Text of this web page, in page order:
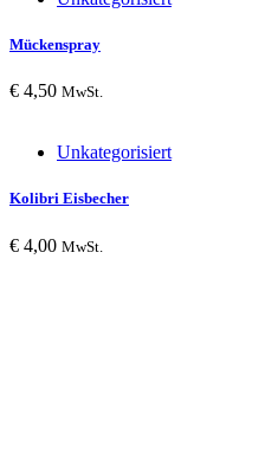
Mückenspray
€ 4,50 MwSt.
Unkategorisiert
Kolibri Eisbecher
€ 4,00 MwSt.